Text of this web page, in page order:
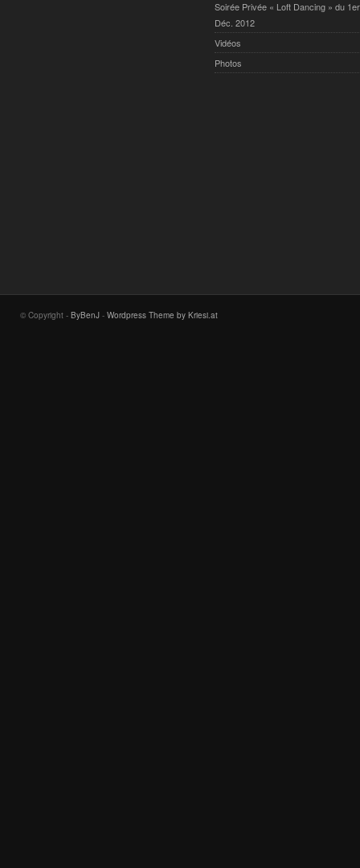
Soirée Privée « Loft Dancing » du 1er
Déc. 2012
Vidéos
Photos
© Copyright - ByBenJ - Wordpress Theme by Kriesi.at